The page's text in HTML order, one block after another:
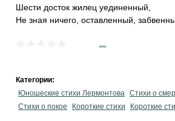
Шести досток жилец уединенный,
Не зная ничего, оставленный,
Категории:
Юношеские стихи Лермонтова Стихи о
Стихи о покое
Короткие стихи Короткие